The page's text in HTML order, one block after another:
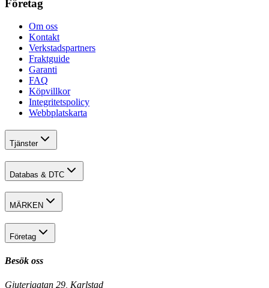
Företag
Om oss
Kontakt
Verkstadspartners
Fraktguide
Garanti
FAQ
Köpvillkor
Integritetspolicy
Webbplatskarta
Tjänster
Databas & DTC
MÄRKEN
Företag
Besök oss
Gjuterigatan 29, Karlstad